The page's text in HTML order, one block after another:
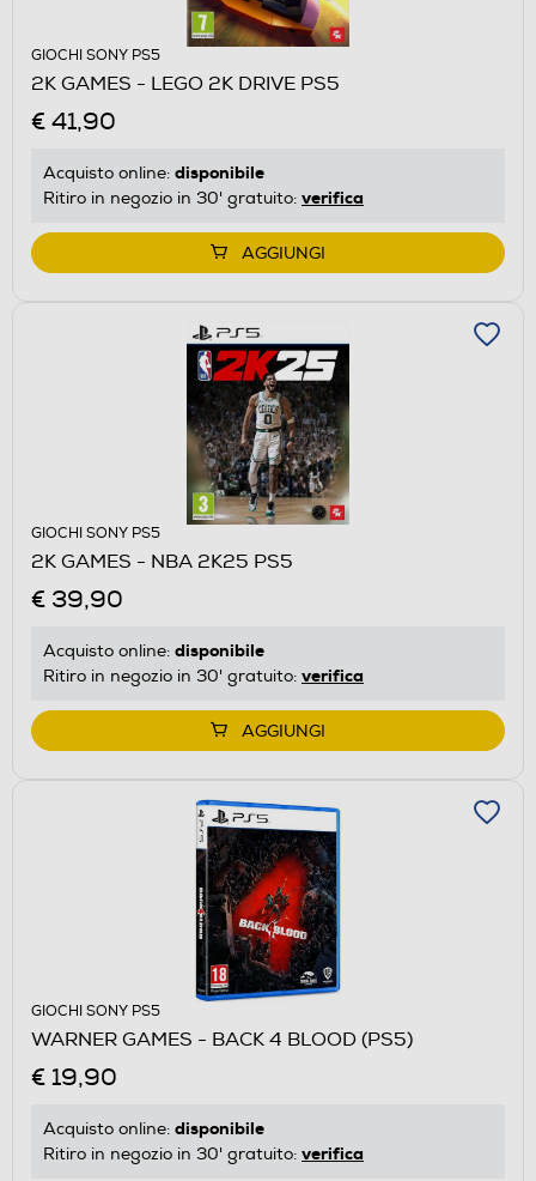
GIOCHI SONY PS5
2K GAMES - LEGO 2K DRIVE PS5
€ 41,90
Acquisto online: disponibile
Ritiro in negozio in 30' gratuito: verifica
AGGIUNGI
GIOCHI SONY PS5
2K GAMES - NBA 2K25 PS5
€ 39,90
Acquisto online: disponibile
Ritiro in negozio in 30' gratuito: verifica
AGGIUNGI
GIOCHI SONY PS5
WARNER GAMES - BACK 4 BLOOD (PS5)
€ 19,90
Acquisto online: disponibile
Ritiro in negozio in 30' gratuito: verifica